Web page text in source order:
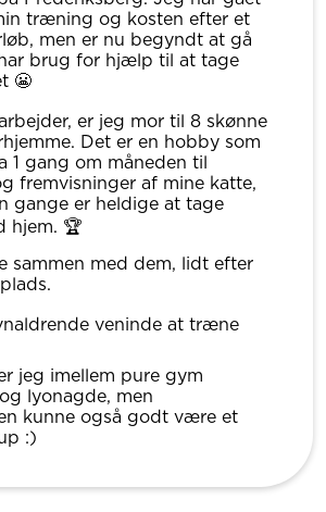
træning og kosten efter et
men er nu begyndt at gå
brug for hjælp til at tage
😬
er jeg mor til 8 skønne
Det er en hobby som
1 gang om måneden til
fremvisninger af mine katte,
gange er heldige at tage
hjem. 🏆
sammen med dem, lidt efter
veninde at træne
jeg imellem pure gym
lyonagde, men
kunne også godt være et
:)